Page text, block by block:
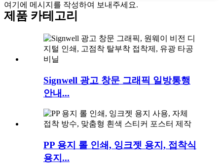
여기에 메시지를 작성하여 보내주세요.
제품 카테고리
Signwell 광고 창문 그래픽 일방통행
안내...
PP 용지 롤 인쇄, 잉크젯 용지, 접착식
용지...